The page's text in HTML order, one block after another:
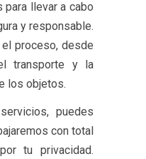
para llevar a cabo
y responsable.
proceso, desde
transporte y la
los objetos.
puedes
con total
tu privacidad.